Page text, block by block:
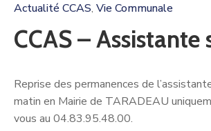
Actualité CCAS‚ Vie Communale
CCAS – Assistante
Reprise des permanences de
matin en Mairie de TARADEAU
vous au 04.83.95.48.00.